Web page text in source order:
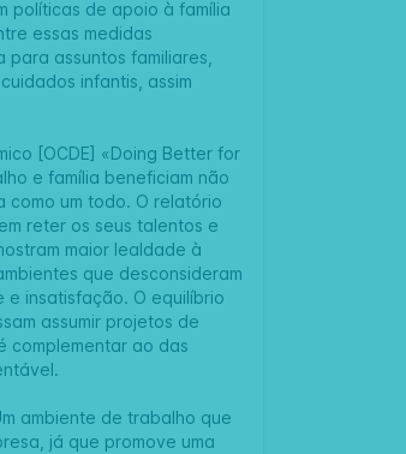
políticas de apoio à família
essas medidas
assuntos familiares,
infantis, assim
[OCDE] «Doing Better for
e família beneficiam não
como um todo. O relatório
reter os seus talentos e
maior lealdade à
que desconsideram
e insatisfação. O equilíbrio
assumir projetos de
complementar ao das
ambiente de trabalho que
já que promove uma